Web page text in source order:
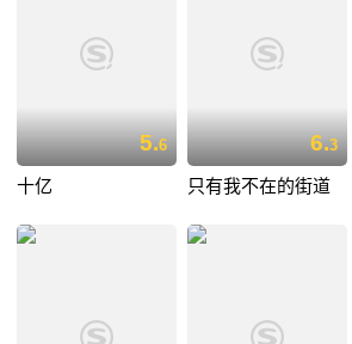
5.6
十亿
6.3
只有我不在的街道